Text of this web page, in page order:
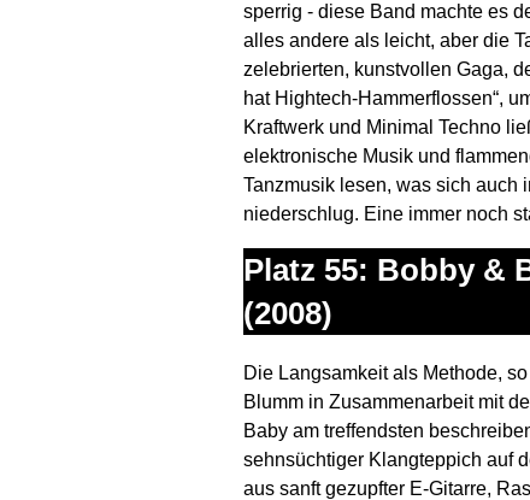
sperrig - diese Band machte es
alles andere als leicht, aber die
zelebrierten, kunstvollen Gaga,
hat Hightech-Hammerflossen“,
Kraftwerk und Minimal Techno
elektronische Musik und
Tanzmusik lesen, was sich auch
niederschlug. Eine immer noch
Platz 55: Bobby &
(2008)
Die Langsamkeit als Methode,
Blumm in Zusammenarbeit mit
Baby am treffendsten
sehnsüchtiger Klangteppich auf
aus sanft gezupfter E-Gitarre,